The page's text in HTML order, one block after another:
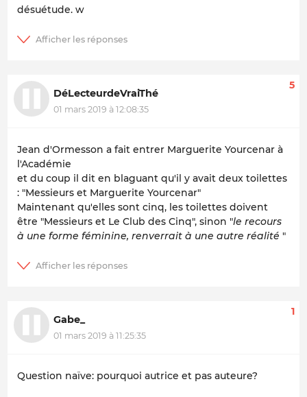
désuétude. w
DéLecteurdeVraiThé
01 mars 2019 à 12:08:35
5
Jean d'Ormesson a fait entrer Marguerite Yourcenar à
l'Académie
et du coup il dit en blaguant qu'il y avait deux toilettes
: "Messieurs et Marguerite Yourcenar"
Maintenant qu'elles sont cinq, les toilettes doivent
être "Messieurs et Le Club des Cinq", sinon "le recours
à une forme féminine, renverrait à une autre réalité "
Gabe_
01 mars 2019 à 11:25:35
1
Question naïve: pourquoi autrice et pas auteure?